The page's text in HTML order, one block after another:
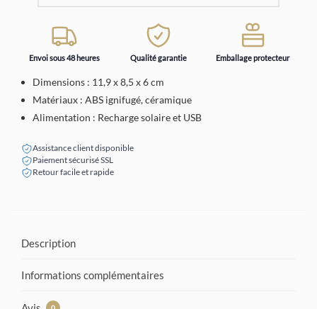
Envoi sous 48 heures Qualité garantie Emballage protecteur
Dimensions : 11,9 x 8,5 x 6 cm
Matériaux : ABS ignifugé, céramique
Alimentation : Recharge solaire et USB
Assistance client disponible
Paiement sécurisé SSL
Retour facile et rapide
Description
Informations complémentaires
0